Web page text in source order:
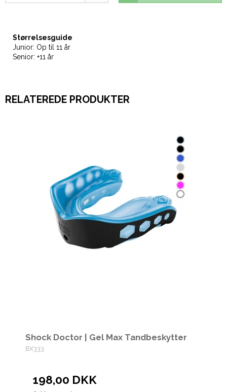
Størrelsesguide
Junior: Op til 11 år
Senior: +11 år
RELATEREDE PRODUKTER
Shock Doctor | Gel Max Tandbeskytter
BX333
198,00 DKK